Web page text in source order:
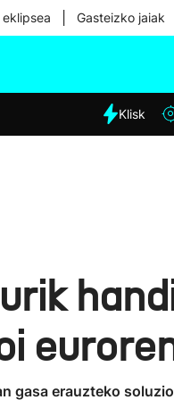
Gasteizko jaiak
Eguraldia
Klisk
gasa erauzteko